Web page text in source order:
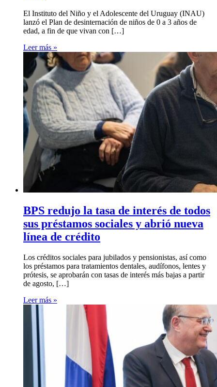
El Instituto del Niño y el Adolescente del Uruguay (INAU)
lanzó el Plan de desinternación de niños de 0 a 3 años de
edad, a fin de que vivan con […]
Leer más »
BPS redujo la tasa de interés de todos
sus préstamos sociales y abrió nueva
línea de crédito
Los créditos sociales para jubilados y pensionistas, así como
los préstamos para tratamientos dentales, audífonos, lentes y
prótesis, se aprobarán con tasas de interés más bajas a partir
de agosto, […]
Leer más »